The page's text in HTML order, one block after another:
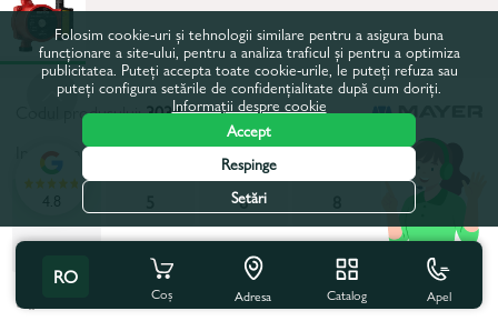
Codul produsului:3034
Inaltimea maxima de pompare, m:5
5
6
12
12
Toate caracteristicile
RO
Coș Adresa Catalog Apel
4.8
Folosim cookie-uri și tehnologii similare pentru a asigura buna
funcționare a site-ului, pentru a analiza traficul și pentru a optimiza
publicitatea. Puteți accepta toate cookie-urile, le puteți refuza sau
puteți configura setările de confidențialitate după cum doriți.
Informații despre cookie
Accept
Respinge
Setări